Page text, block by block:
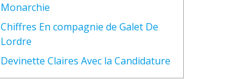
Monarchie
Chiffres En compagnie de Galet De
Lordre
Devinette Claires Avec la Candidature